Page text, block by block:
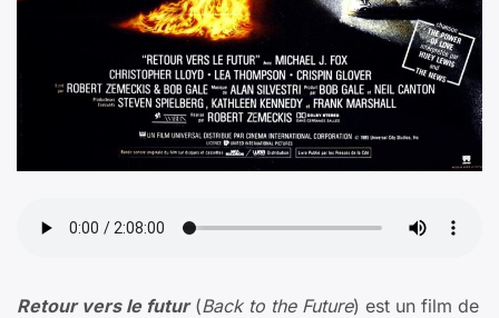
Retour vers le futur(Back to the Future) est un film de